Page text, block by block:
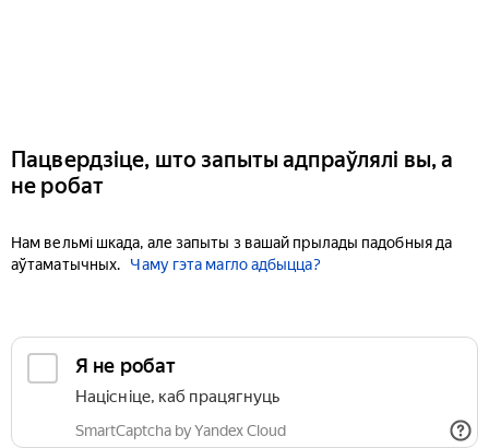
Пацвердзіце, што запыты адпраўлялі вы, а
не робат
Нам вельмі шкада, але запыты з вашай прылады падобныя да
аўтаматычных.
Чаму гэта магло адбыцца?
Я не робат
Націсніце, каб працягнуць
SmartCaptcha by Yandex Cloud